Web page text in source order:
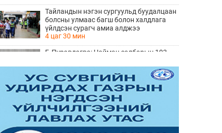
Тайландын нэгэн сургуульд буудалцаан
болсны улмаас багш болон халдлага
үйлдсэн сурагч амиа алджээ
4 цаг 30 мин
Б.Пүрэвдагва: Найман салбарын 103
бизнес эрхлэхэд таатай нөхцөл бүрдэнэ
4 цаг 32 мин
Ц.Сандаг-Очир: COP17 ба COP31 хурлын
уялдаа нь Риогийн гурван конвенцын
нэгдсэн хэрэгжилтийг ахиулах чухал
алхам болно
5 цаг 12 мин